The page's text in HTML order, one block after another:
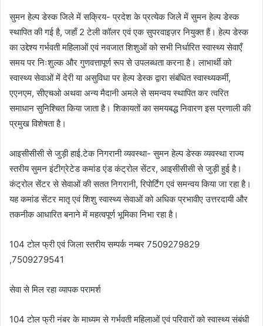
सुमन हेल्प डेस्क जिले में सक्रिय- प्रदेश के प्रत्येक जिले में सुमन हेल्प डेस्क
स्थापित की गई है, जहाँ 2 टेली कॉलर एवं एक सुपरवाइज़र नियुक्त हैं। हेल्प डेस्क
का उद्देश्य गर्भवती महिलाओं एवं नवजात शिशुओं को सभी निर्धारित स्वास्थ्य सेवाएँ
समय पर निःशुल्क और गुणवत्तापूर्ण रूप से उपलब्धता करना है। लाभार्थी को
स्वास्थ्य सेवाओं में देरी या असुविधा पर हेल्प डेस्क द्वारा संबंधित स्वास्थ्यकर्मी,
एएनएम, सीएचओ अथवा अन्य मैदानी अमले से समन्वय स्थापित कर त्वरित
समाधान सुनिश्चित किया जाता है। शिकायतों का समयबद्ध निवारण इस प्रणाली की
प्रमुख विशेषता है।
आइसीसीसी से जुड़ी हाई.टेक निगरानी व्यवस्था- सुमन हेल्प डेस्क व्यवस्था राज्य
स्तरीय सुमन इंटीग्रेटेड कमांड एंड कंट्रोल सेंटर, आइसीसीसी से जुड़ी हुई है।
कंट्रोल सेंटर से सेवाओं की सतत निगरानी, रिपोर्टिंग एवं समन्वय किया जा रहा है।
यह कमांड सेंटर मातृ एवं शिशु स्वास्थ्य सेवाओं को अधिक प्रभावीए उत्तरदायी और
तकनीक आधारित बनाने में महत्वपूर्ण भूमिका निभा रहा है।
104 टोल फ्री एवं जिला स्तरीय सम्पर्क नम्बर 7509279829
,7509279541
सेवा से मिल रहा व्यापक परामर्श
104 टोल फ्री नंबर के माध्यम से गर्भवती महिलाओं एवं परिवारों को स्वास्थ्य संबंधी